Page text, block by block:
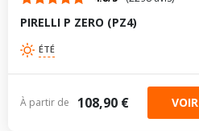
PIRELLI P ZERO (PZ4)
ÉTÉ
À partir de 108,90 € VOIR